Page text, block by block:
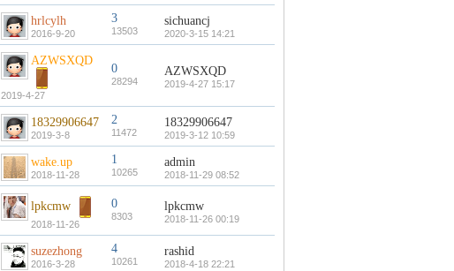
hrlcylh
2016-9-20
3
13503
sichuancj
2020-3-15 14:21
AZWSXQD
2019-4-27
0
28294
AZWSXQD
2019-4-27 15:17
18329906647
2019-3-8
2
11472
18329906647
2019-3-12 10:59
wake.up
2018-11-28
1
10265
admin
2018-11-29 08:52
lpkcmw
2018-11-26
0
8303
lpkcmw
2018-11-26 00:19
suzezhong
2016-3-28
4
10261
rashid
2018-4-18 22:21